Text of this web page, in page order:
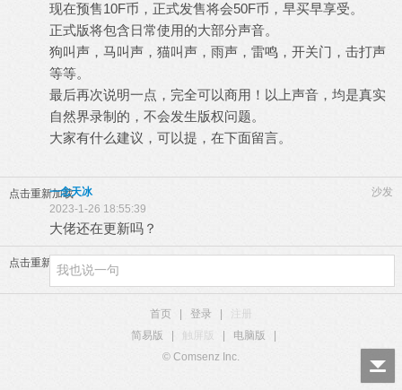
现在预售10F币，正式发售将会50F币，早买早享受。
正式版将包含日常使用的大部分声音。
狗叫声，马叫声，猫叫声，雨声，雷鸣，开关门，击打声
等等。
最后再次说明一点，完全可以商用！以上声音，均是真实
自然界录制的，不会发生版权问题。
大家有什么建议，可以提，在下面留言。
点击重新加载 沙发
一念天冰
2023-1-26 18:55:39
大佬还在更新吗？
点击重新加载
首页 登录
简易版
触屏版 电脑版
© Comsenz Inc.